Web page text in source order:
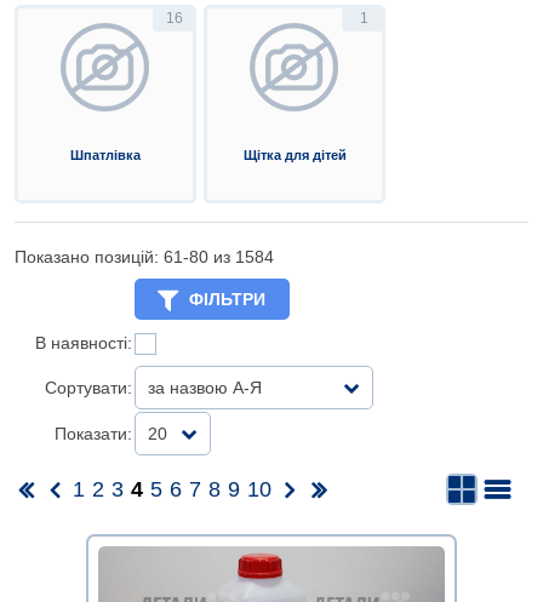
16
Шпатлівка
1
Щітка для дітей
Показано позицій: 61-80 из 1584
ФІЛЬТРИ
В наявності:
Сортувати: за назвою А-Я
Показати: 20
1 2 3 4 5 6 7 8 9 10